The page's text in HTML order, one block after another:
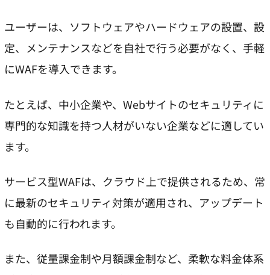
ユーザーは、ソフトウェアやハードウェアの設置、設
定、メンテナンスなどを自社で行う必要がなく、手軽
にWAFを導入できます。
たとえば、中小企業や、Webサイトのセキュリティに
専門的な知識を持つ人材がいない企業などに適してい
ます。
サービス型WAFは、クラウド上で提供されるため、常
に最新のセキュリティ対策が適用され、アップデート
も自動的に行われます。
また、従量課金制や月額課金制など、柔軟な料金体系